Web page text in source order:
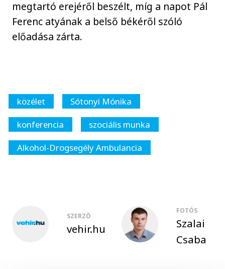
megtartó erejéről beszélt, míg a napot Pál
Ferenc atyának a belső békéről szóló
előadása zárta.
közélet
Sótonyi Mónika
konferencia
szociális munka
Alkohol-Drogsegély Ambulancia
SZERZŐ
vehir.hu
FOTÓS
Szalai
Csaba